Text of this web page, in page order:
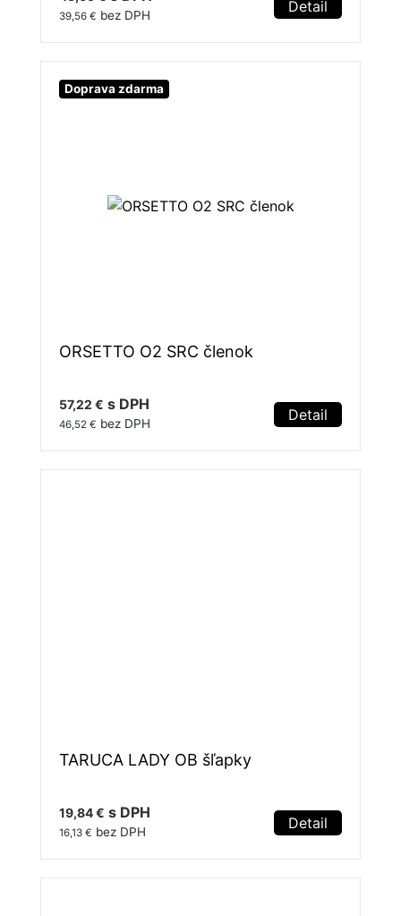
39,56 € bez DPH Detail
Doprava zdarma
ORSETTO O2 SRC členok
57,22 € s DPH
46,52 € bez DPH Detail
TARUCA LADY OB šľapky
19,84 € s DPH
16,13 € bez DPH Detail